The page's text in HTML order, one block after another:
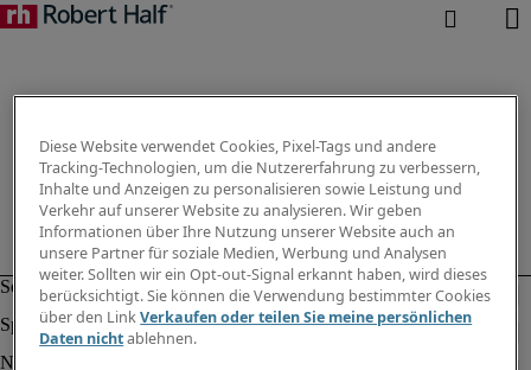
Diese Website verwendet Cookies, Pixel-Tags und andere
Tracking-Technologien, um die Nutzererfahrung zu verbessern,
Inhalte und Anzeigen zu personalisieren sowie Leistung und
Verkehr auf unserer Website zu analysieren. Wir geben
Informationen über Ihre Nutzung unserer Website auch an
unsere Partner für soziale Medien, Werbung und Analysen
weiter. Sollten wir ein Opt-out-Signal erkannt haben, wird dieses
berücksichtigt. Sie können die Verwendung bestimmter Cookies
über den LinkVerkaufen oder teilen Sie meine persönlichen
Daten nichtablehnen.